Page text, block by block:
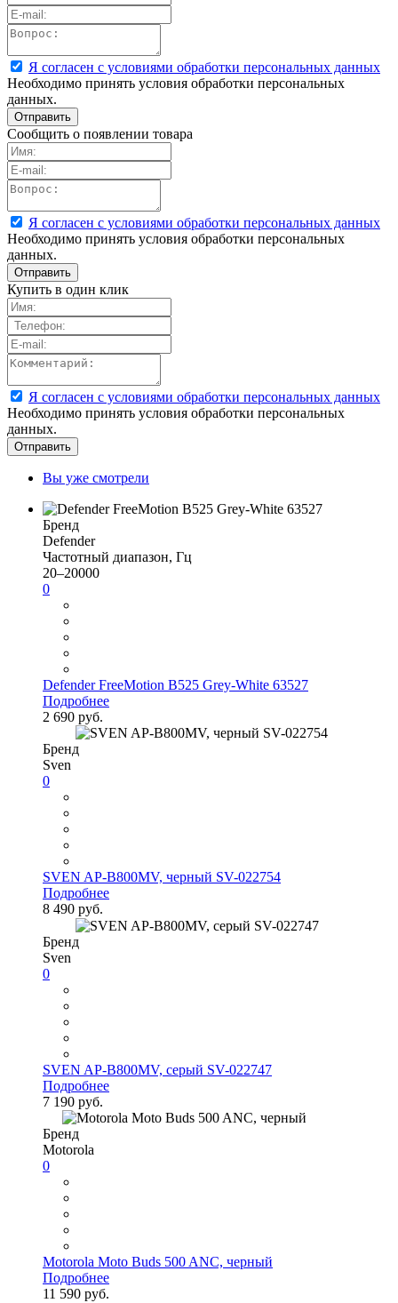
Я согласен с условиями обработки персональных данных
Необходимо принять условия обработки персональных
данных.
Сообщить о появлении товара
Я согласен с условиями обработки персональных данных
Необходимо принять условия обработки персональных
данных.
Купить в один клик
Я согласен с условиями обработки персональных данных
Необходимо принять условия обработки персональных
данных.
Вы уже смотрели
Бренд
Defender
Частотный диапазон, Гц
20–20000
0
Defender FreeMotion B525 Grey-White 63527
Подробнее
2 690 руб.
Бренд
Sven
0
SVEN AP-B800MV, черный SV-022754
Подробнее
8 490 руб.
Бренд
Sven
0
SVEN AP-B800MV, серый SV-022747
Подробнее
7 190 руб.
Бренд
Motorola
0
Motorola Moto Buds 500 ANC, черный
Подробнее
11 590 руб.